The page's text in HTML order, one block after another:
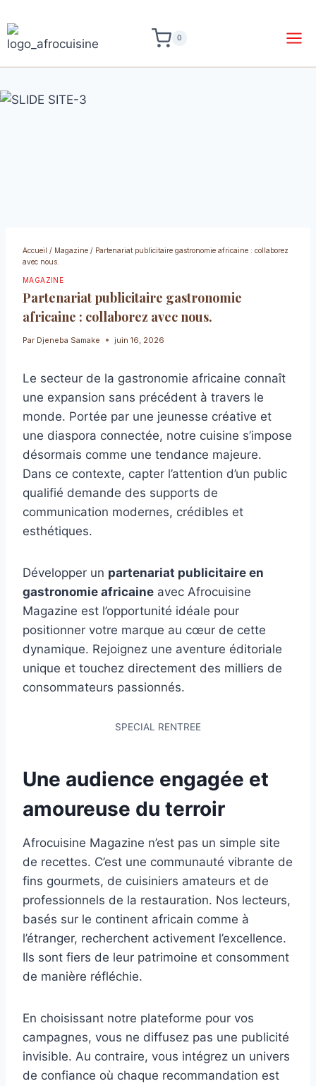
0
Accueil / Magazine / Partenariat publicitaire gastronomie africaine : collaborez
avec nous.
MAGAZINE
Partenariat publicitaire gastronomie
africaine : collaborez avec nous.
Par Djeneba Samake juin 16, 2026
Le secteur de la gastronomie africaine connaît
une expansion sans précédent à travers le
monde. Portée par une jeunesse créative et
une diaspora connectée, notre cuisine s’impose
désormais comme une tendance majeure.
Dans ce contexte, capter l’attention d’un public
qualifié demande des supports de
communication modernes, crédibles et
esthétiques.
Développer un partenariat publicitaire en
gastronomie africaine avec Afrocuisine
Magazine est l’opportunité idéale pour
positionner votre marque au cœur de cette
dynamique. Rejoignez une aventure éditoriale
unique et touchez directement des milliers de
consommateurs passionnés.
SPECIAL RENTREE
Une audience engagée et
amoureuse du terroir
Afrocuisine Magazine n’est pas un simple site
de recettes. C’est une communauté vibrante de
fins gourmets, de cuisiniers amateurs et de
professionnels de la restauration. Nos lecteurs,
basés sur le continent africain comme à
l’étranger, recherchent activement l’excellence.
Ils sont fiers de leur patrimoine et consomment
de manière réfléchie.
En choisissant notre plateforme pour vos
campagnes, vous ne diffusez pas une publicité
invisible. Au contraire, vous intégrez un univers
de confiance où chaque recommandation est